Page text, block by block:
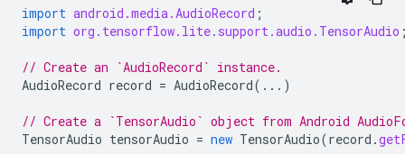
import android.media.AudioRecord ;
import org.tensorflow.lite.support.audio.TensorAudio
// Create an `AudioRecord` instance.
AudioRecord record = AudioRecord(...)
// Create a `TensorAudio` object from Android
TensorAudio tensorAudio = new TensorAudio(record .